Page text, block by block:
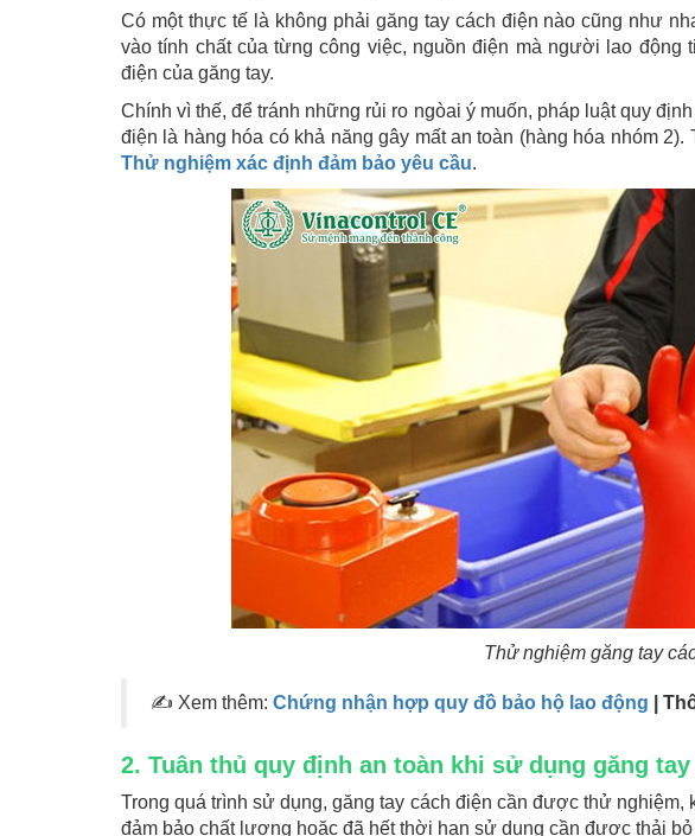
Có một thực tế là không phải găng tay cách điện nào cũng như
vào tính chất của từng công việc, nguồn điện mà người lao động
điện của găng tay.
Chính vì thế, để tránh những rủi ro ngòai ý muốn, pháp luật quy
điện là hàng hóa có khả năng gây mất an toàn (hàng hóa nhóm
Thử nghiệm xác định đảm bảo yêu cầu.
Thử nghiệm găng tay
✍ Xem thêm: Chứng nhận hợp quy đồ bảo hộ lao động |
2. Tuân thủ quy định an toàn khi sử dụng găng
Trong quá trình sử dụng, găng tay cách điện cần được thử
đảm bảo chất lượng hoặc đã hết thời hạn sử dụng cần được thải